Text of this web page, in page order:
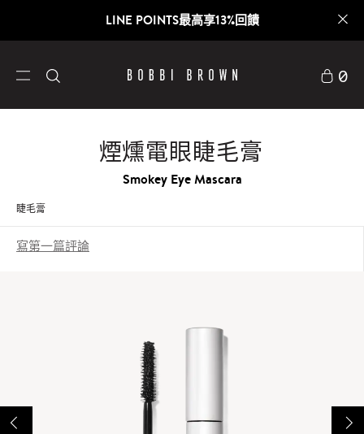
LINE POINTS最高享13%回饋
0
煙燻電眼睫毛膏
Smokey Eye Mascara
睫毛膏
寫第一篇評論